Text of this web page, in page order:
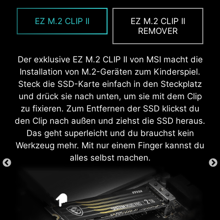
EZ M.2 CLIP II
EZ M.2 CLIP II
REMOVER
Der exklusive EZ M.2 CLIP II von MSI macht die
Installation von M.2-Geräten zum Kinderspiel.
Steck die SSD-Karte einfach in den Steckplatz
und drück sie nach unten, um sie mit dem Clip
zu fixieren. Zum Entfernen der SSD klickst du
den Clip nach außen und ziehst die SSD heraus.
Das geht superleicht und du brauchst kein
Werkzeug mehr. Mit nur einem Finger kannst du
alles selbst machen.
Installation echt einfach, weil du sie nicht mehr
beim Mainboard-Einbau manuell anbringen
musst. Dank des integrierten Designs sitzt sie
immer richtig und sicher, schützt und ist
praktisch und macht dein System insgesamt
haltbarer.
einfach, indem du die Befestigungen einfach
auf das Mainboard steckst, ohne sie drehen zu
EZ DEBUG LED
Integrierte LEDs zeigen an, wo das
Problem liegt, sodass du genau weißt,
wo du nachsehen musst, um wieder
loslegen zu können.
EZ-ÜBERTAKTUNG
Während das Übertakten für manche zu
Übertaktungsfunktionen für Prozessor und
Speicher. So können Nutzer die Systemleistung
einfach verbessern, ohne sich in komplizierte
Einstellungen vertiefen zu müssen.